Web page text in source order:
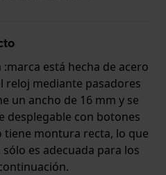
está hecha de acero
reloj mediante pasadores
un ancho de 16 mm y se
desplegable con botones
tiene montura recta, lo que
es adecuada para los